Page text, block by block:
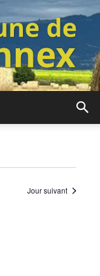
Jour suivant